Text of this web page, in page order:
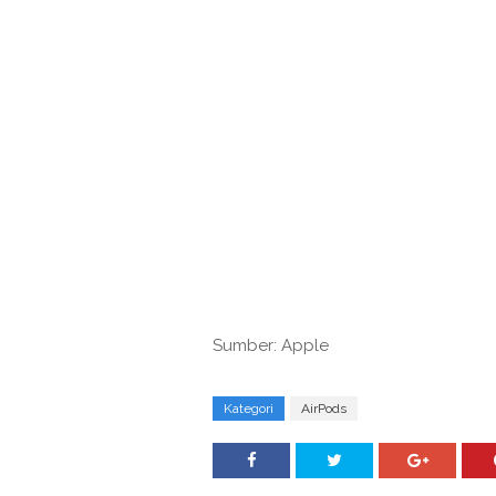
Sumber: Apple
Kategori AirPods